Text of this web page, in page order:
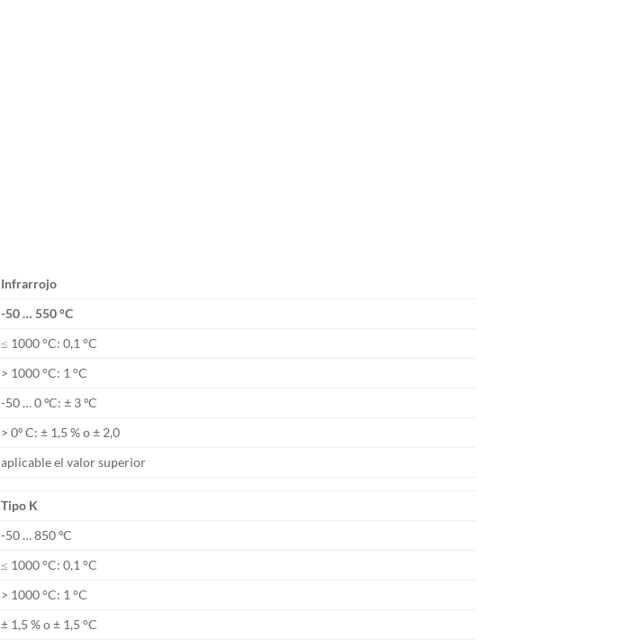
Infrarrojo
-50 … 550 °C
≤ 1000 °C: 0,1 °C
> 1000 °C: 1 °C
-50 … 0 ºC: ± 3 ºC
> 0º C: ± 1,5 % o ± 2,0
aplicable el valor superior
Tipo K
-50 … 850 ºC
≤ 1000 °C: 0,1 °C
> 1000 °C: 1 °C
± 1,5 % o ± 1,5 °C